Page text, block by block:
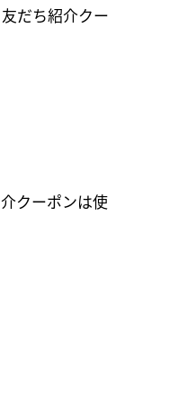
だち紹介クー
クーポンは使